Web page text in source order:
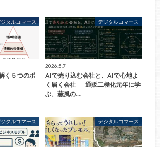
タルコマース
く５つのポ
デジタルコマース
2026.5.7
AIで売り込む会社と、AIで心地よ
く届く会社──通販二極化元年に学
ぶ、薫風の…
タルコマース デジタルコマース